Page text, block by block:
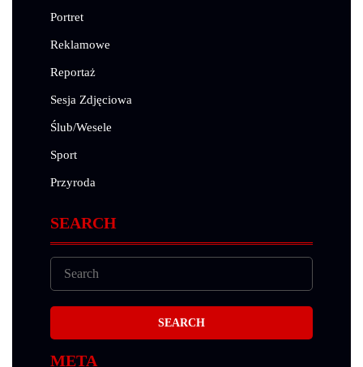
Portret
Reklamowe
Reportaż
Sesja Zdjęciowa
Ślub/Wesele
Sport
Przyroda
SEARCH
META